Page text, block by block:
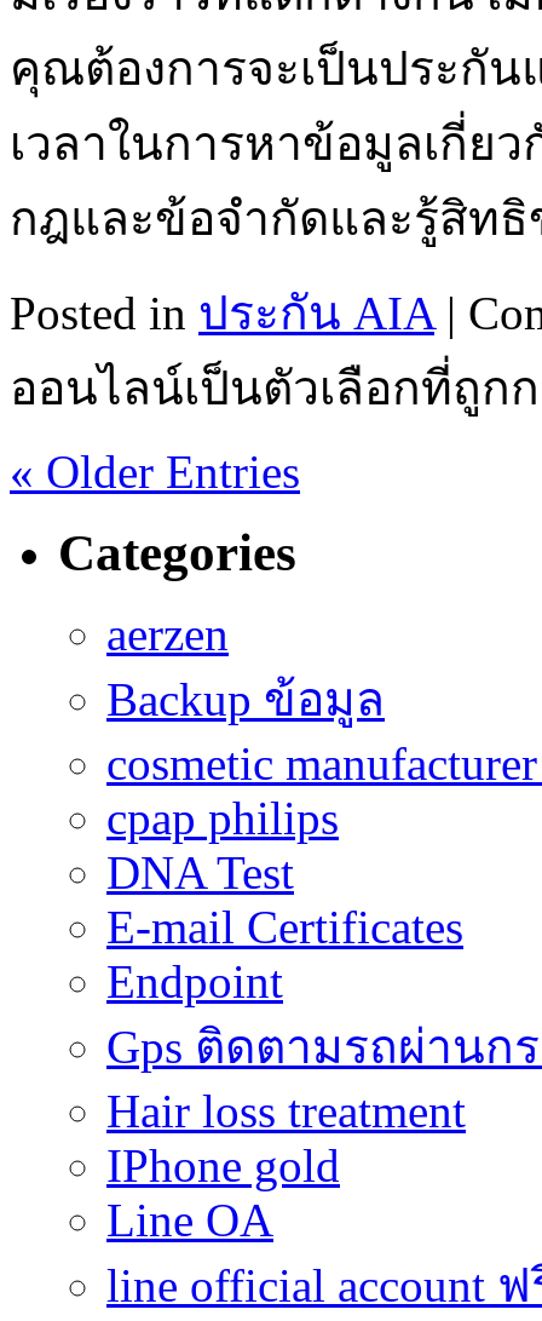
คุณต้องการจะเป็นประกั
เวลาในการหาข้อมูลเกี่ย
กฎและข้อจำกัดและรู้สิท
Posted in ประกัน AIA|
ออนไลน์เป็นตัวเลือกที่ถูก
« Older Entries
Categories
aerzen
Backup ข้อมูล
cosmetic
cpap philips
DNA Test
E-mail Certificates
Endpoint
Gps ติดตามรถผ่านก
Hair loss treatment
IPhone gold
Line OA
line official account